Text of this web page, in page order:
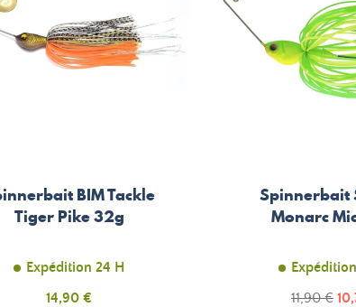
BIM Tackle
Tiger Pike 32g
Expédition 24 H
Prix
14,90 €
Spinnerbait
Monarc
Prix
11,90 €